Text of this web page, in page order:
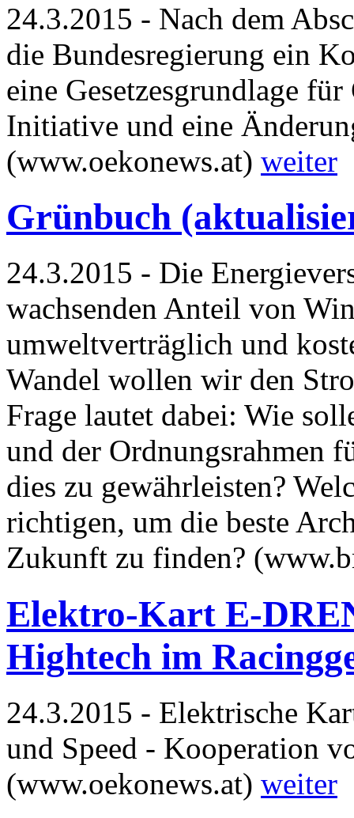
24.3.2015 - Nach dem
die Bundesregierung ein
eine Gesetzesgrundlage
Initiative und eine
(www.oekonews.at) weiter
Grünbuch
24.3.2015 - Die
wachsenden Anteil von
umweltverträglich und
Wandel wollen wir den
Frage lautet dabei: Wie
und der Ordnungsrahmen
dies zu gewährleisten?
richtigen, um die beste
Zukunft zu finden?
Elektro-Kart E-
Hightech im
24.3.2015 - Elektrische
und Speed - Kooperation
(www.oekonews.at) weiter